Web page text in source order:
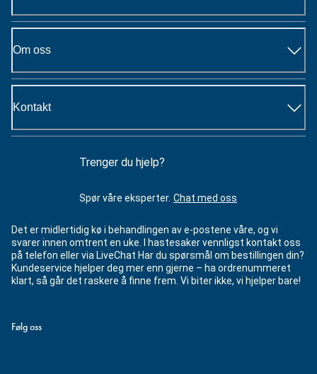
Om oss
Kontakt
Trenger du hjelp?
Spør våre eksperter. Chat med oss
Det er midlertidig kø i behandlingen av e-postene våre, og vi
svarer innen omtrent en uke. I hastesaker vennligst kontakt oss
på telefon eller via LiveChat Har du spørsmål om bestillingen din?
Kundeservice hjelper deg mer enn gjerne – ha ordrenummeret
klart, så går det raskere å finne frem. Vi biter ikke, vi hjelper bare!
Følg oss